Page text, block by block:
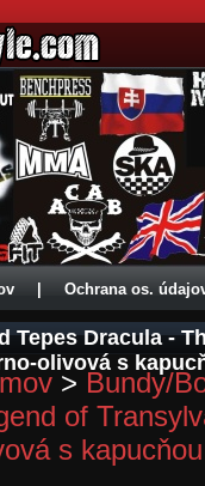
Ochrana os.
Tepes Dracula -
olivová s
> Bundy/
of
s kapucňou